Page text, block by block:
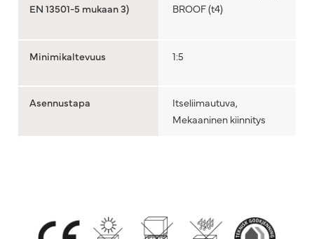
EN 13501-5 mukaan 3)
BROOF (t4)
Minimikaltevuus 1:5
Asennustapa
Itseliimautuva,
Mekaaninen kiinnitys